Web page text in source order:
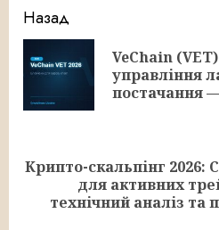
Продолжить
чтение
Назад
VeChain
управління
постачання
Следующая
запись:
Крипто-скальпінг 2026:
для активних
технічний аналіз та